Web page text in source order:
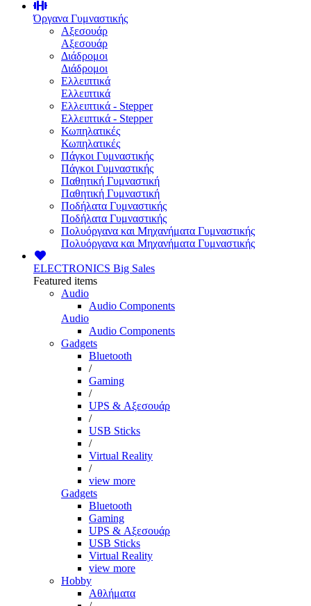
Όργανα Γυμναστικής
Αξεσουάρ
Αξεσουάρ
Διάδρομοι
Διάδρομοι
Ελλειπτικά
Ελλειπτικά
Ελλειπτικά - Stepper
Ελλειπτικά - Stepper
Κωπηλατικές
Κωπηλατικές
Πάγκοι Γυμναστικής
Πάγκοι Γυμναστικής
Παθητική Γυμναστική
Παθητική Γυμναστική
Ποδήλατα Γυμναστικής
Ποδήλατα Γυμναστικής
Πολυόργανα και Μηχανήματα Γυμναστικής
Πολυόργανα και Μηχανήματα Γυμναστικής
ELECTRONICS Big Sales
Featured items
Audio
Audio Components
Audio
Audio Components
Gadgets
Bluetooth
/
Gaming
/
UPS & Αξεσουάρ
/
USB Sticks
/
Virtual Reality
/
view more
Gadgets
Bluetooth
Gaming
UPS & Αξεσουάρ
USB Sticks
Virtual Reality
view more
Hobby
Αθλήματα